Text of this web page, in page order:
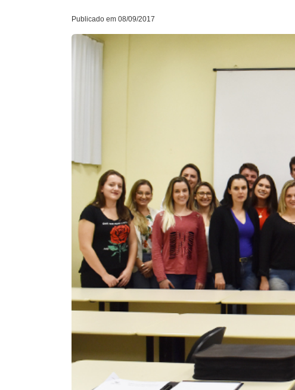
Publicado em 08/09/2017